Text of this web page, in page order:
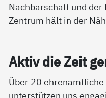
Nachbarschaft und
Zentrum hält in der
Ak­tiv die Zeit
Über 20
unterstützen uns